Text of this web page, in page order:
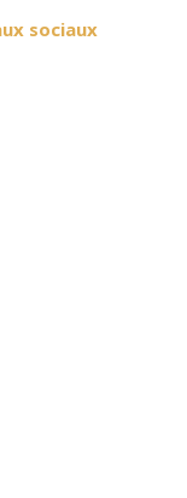
sociaux